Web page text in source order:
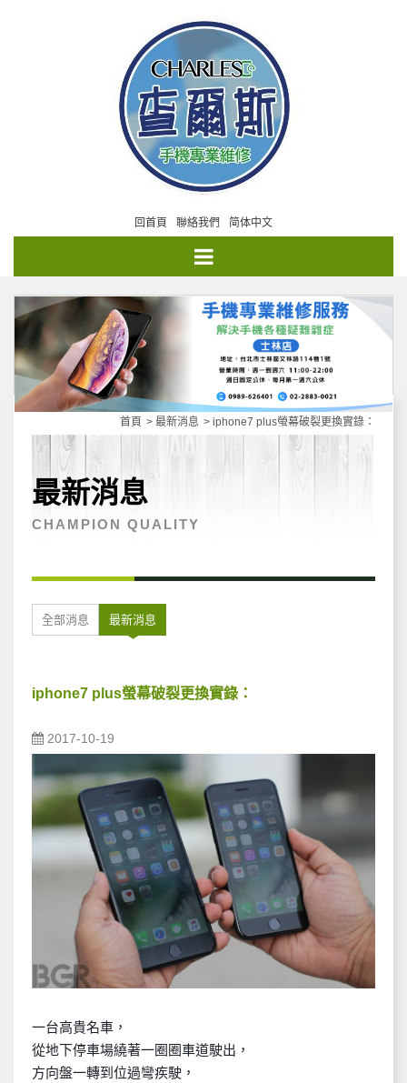
回首頁 聯絡我們 简体中文
首頁 最新消息 iphone7 plus螢幕破裂更換實錄：
最新消息
CHAMPION QUALITY
全部消息 最新消息
iphone7 plus螢幕破裂更換實錄：
2017-10-19
一台高貴名車，
從地下停車場繞著一圈圈車道駛出，
方向盤一轉到位過彎疾駛，